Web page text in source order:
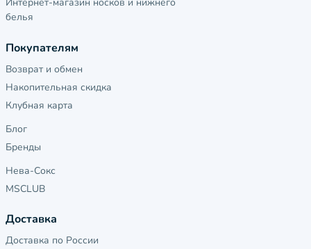
Интернет-магазин носков и нижнего
белья
Покупателям
Возврат и обмен
Накопительная скидка
Клубная карта
Блог
Бренды
Нева-Сокс
MSCLUB
Доставка
Доставка по России